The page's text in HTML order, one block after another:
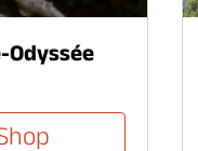
Odyssée